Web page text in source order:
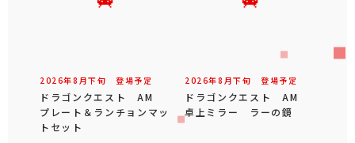
2026年8 月下旬 登場予定
ドラゴンクエスト AM
プレート＆ランチョンマッ
トセット
2026年8 月下旬 登場予定
ドラゴンクエスト AM
卓上ミラー ラーの鏡